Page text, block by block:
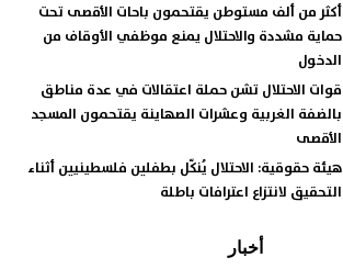
أكثر من ألف مستوطن يقتحمون باحات الأقصى تحت
حماية مشددة والاحتلال يمنع موظفي الأوقاف من
الدخول
قوات الاحتلال تشن حملة اعتقالات في عدة مناطق
بالضفة الغربية وعشرات الصهاينة يقتحمون المسجد
الأقصى
هيئة حقوقية: الاحتلال يُنكّل بطفلين فلسطينيين أثناء
التحقيق لانتزاع اعترافات باطلة
أخبار